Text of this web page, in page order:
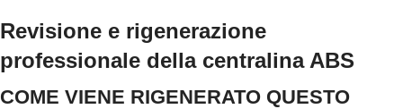
Revisione e rigenerazione
professionale della centralina ABS
COME VIENE RIGENERATO QUESTO